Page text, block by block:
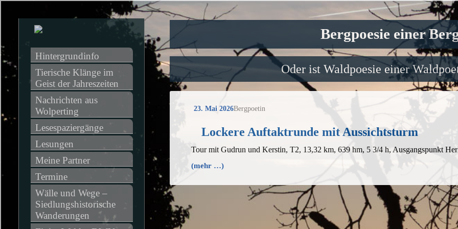
Bergpoesie einer
Oder ist Waldpoesie einer
23. Mai 2026Bergpoetin
Lockere Auftaktrunde mit Aussichtsturm
Tour mit Gudrun und Kerstin, T2, 13,32 km, 639 hm, 5 3/4 h, Ausgangspunkt
(mehr …)
Hintergrundinfo
Tierische Klänge im
Geist der Jahreszeiten
Nachrichten aus
Wolperting
Lesespaziergänge
Lesungen
Meine Partner
Termine
Wälle und Wege –
Siedlungshistorische
Wanderungen